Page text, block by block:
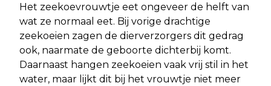
Het zeekoevrouwtje eet ongeveer de helft van
wat ze normaal eet. Bij vorige drachtige
zeekoeien zagen de dierverzorgers dit gedrag
ook, naarmate de geboorte dichterbij komt.
Daarnaast hangen zeekoeien vaak vrij stil in het
water, maar lijkt dit bij het vrouwtje niet meer